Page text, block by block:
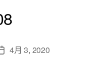
发 4月 3, 2020